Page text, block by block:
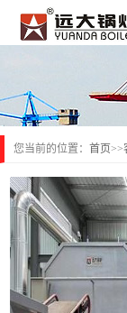
您当前的位置： 首页>>